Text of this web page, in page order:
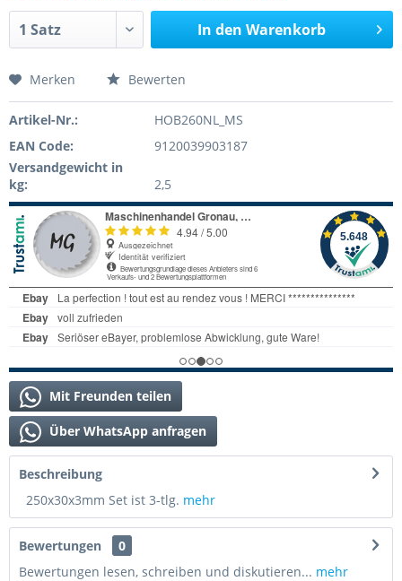
In den Warenkorb
Merken Bewerten
Artikel-Nr.:
HOB260NL_MS
EAN Code:
9120039903187
Versandgewicht in
kg:
2,5
Mit Freunden teilen
Über WhatsApp anfragen
Beschreibung
250x30x3mm Set ist 3-tlg. mehr
Bewertungen
0
Bewertungen lesen, schreiben und diskutieren... mehr